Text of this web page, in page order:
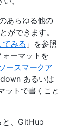
あらゆる他の
できます。
みる 」を参照
ーマットを
ースマークア
あるいは
ットで書くこと
と、GitHub